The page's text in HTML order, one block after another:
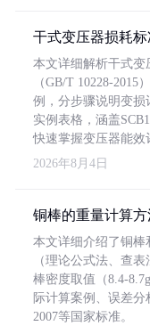
干式变压器损耗
本文详细解析干式
（GB/T 10228-2015
例，分步骤说明变
实例表格，涵盖
快速掌握变压器能效
2026年8月4日
铜棒的重量计算
本文详细介绍了铜
（理论公式法、查
棒密度取值（8.4-
际计算案例、误差分
2007等国家标准。